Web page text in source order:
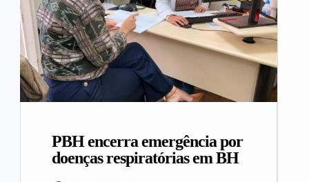
PBH encerra emergência por
doenças respiratórias em BH